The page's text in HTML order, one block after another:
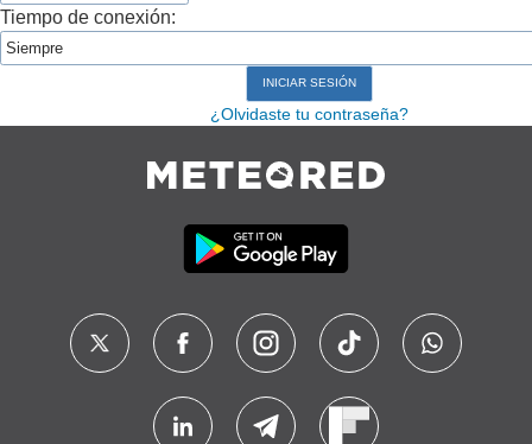
Tiempo de conexión:
¿Olvidaste tu contraseña?